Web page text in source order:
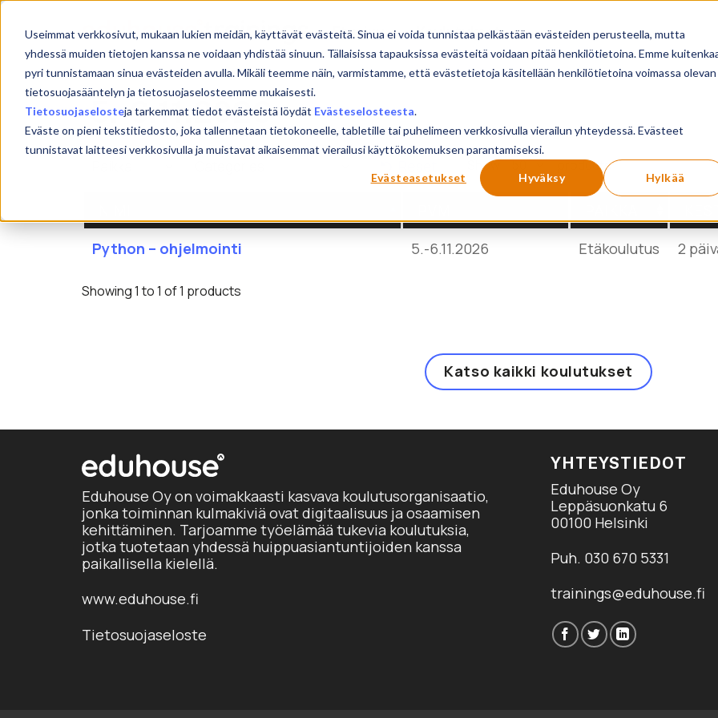
Useimmat verkkosivut, mukaan lukien meidän, käyttävät evästeitä. Sinua ei voida tunnistaa pelkästään evästeiden perusteella, mutta
yhdessä muiden tietojen kanssa ne voidaan yhdistää sinuun. Tällaisissa tapauksissa evästeitä voidaan pitää henkilötietoina. Emme
pyri tunnistamaan sinua evästeiden avulla. Mikäli teemme näin, varmistamme, että evästetietoja käsitellään henkilötietoina voimassa olevan
tietosuojasääntelyn ja tietosuojaselosteemme mukaisesti.
Tietosuojaselosteja tarkemmat tiedot evästeistä löydät Evästeselosteesta.
Eväste on pieni tekstitiedosto, joka tallennetaan tietokoneelle, tabletille tai puhelimeen verkkosivulla vierailun yhteydessä. Evästeet
tunnistavat laitteesi verkkosivulla ja muistavat aikaisemmat vierailusi käyttökokemuksen parantamiseksi.
Evästeasetukset Hyväksy Hylkää
Skip
content
Etusivu Koulutukset
5.-6.11.2026
Show products
Python – ohjelmointi
5.-6.11.2026 Etäkoulutus 2
Showing 1 to 1 of 1 products
Katso kaikki koulutukset
Eduhouse Oy on voimakkaasti kasvava koulutusorganisaatio,
jonka toiminnan kulmakiviä ovat digitaalisuus ja osaamisen
kehittäminen. Tarjoamme työelämää tukevia koulutuksia,
jotka tuotetaan yhdessä huippuasiantuntijoiden kanssa
paikallisella kielellä.
www.eduhouse.fi
Tietosuojaseloste
YHTEYSTIEDOT
Eduhouse Oy
Leppäsuonkatu 6
00100 Helsinki
Puh. 030 670 5331
trainings@eduhouse.fi